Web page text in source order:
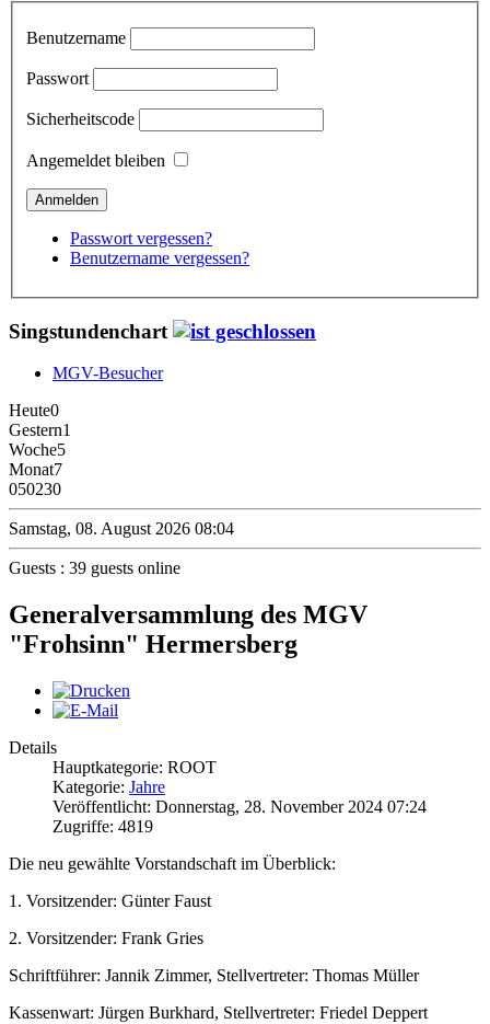
Benutzername
Passwort
Sicherheitscode
Angemeldet bleiben
Passwort vergessen?
Benutzername vergessen?
Singstundenchart
MGV-Besucher
Heute0
Gestern1
Woche5
Monat7
050230
Samstag, 08. August 2026 08:04
Guests : 39 guests online
Generalversammlung des MGV
"Frohsinn" Hermersberg
Details
Hauptkategorie: ROOT
Kategorie: Jahre
Veröffentlicht: Donnerstag, 28. November 2024 07:24
Zugriffe: 4819
Die neu gewählte Vorstandschaft im Überblick:
1. Vorsitzender: Günter Faust
2. Vorsitzender: Frank Gries
Schriftführer: Jannik Zimmer, Stellvertreter: Thomas Müller
Kassenwart: Jürgen Burkhard, Stellvertreter: Friedel Deppert